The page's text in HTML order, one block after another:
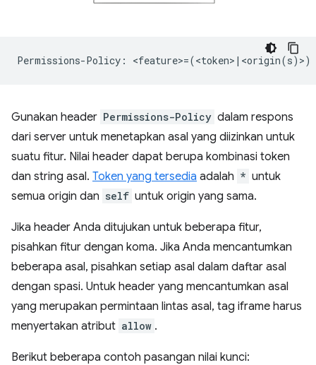
Gunakan header Permissions-Policy dalam respons
dari server untuk menetapkan asal yang diizinkan untuk
suatu fitur. Nilai header dapat berupa kombinasi token
dan string asal. Token yang tersedia adalah * untuk
semua origin dan self untuk origin yang sama.
Jika header Anda ditujukan untuk beberapa fitur,
pisahkan fitur dengan koma. Jika Anda mencantumkan
beberapa asal, pisahkan setiap asal dalam daftar asal
dengan spasi. Untuk header yang mencantumkan asal
yang merupakan permintaan lintas asal, tag iframe harus
menyertakan atribut allow .
Berikut beberapa contoh pasangan nilai kunci: